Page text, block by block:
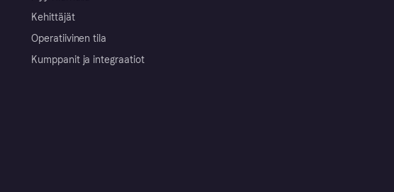
Kehittäjät
Operatiivinen tila
Kumppanit ja integraatiot